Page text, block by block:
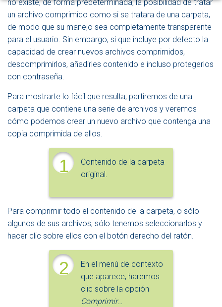
N
A
V
A
no existe, de forma predeterminada, la posibilidad de tratar
un archivo comprimido como si se tratara de una carpeta,
de modo que su manejo sea completamente transparente
para el usuario. Sin embargo, si que incluye por defecto la
capacidad de crear nuevos archivos comprimidos,
descomprimirlos, añadirles contenido e incluso protegerlos
con contraseña.
Para mostrarte lo fácil que resulta, partiremos de una
carpeta que contiene una serie de archivos y veremos
cómo podemos crear un nuevo archivo que contenga una
copia comprimida de ellos.
1
Contenido de la carpeta
original.
Para comprimir todo el contenido de la carpeta, o sólo
algunos de sus archivos, sólo tenemos seleccionarlos y
hacer clic sobre ellos con el botón derecho del ratón.
2
En el menú de contexto
que aparece, haremos
clic sobre la opción
Comprimir…